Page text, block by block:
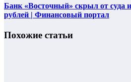
Банк «Восточный» скрыл от суда
рублей | Финансовый портал
Похожие статьи